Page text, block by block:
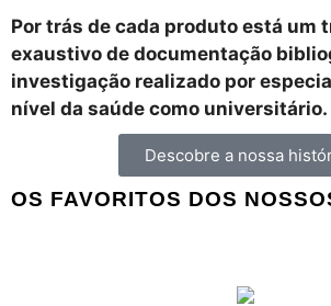
Por trás de cada produto está um
exaustivo de documentação
investigação realizado por
nível da saúde como universitário.
Descobre a nossa
OS FAVORITOS DOS